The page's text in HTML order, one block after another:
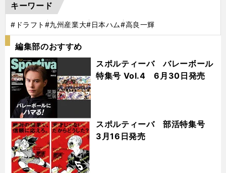
キーワード
#ドラフト #九州産業大#日本ハム#高良一輝
編集部のおすすめ
スポルティーバ バレーボール
特集号 Vol.4 6月30日発売
スポルティーバ 部活特集号
3月16日発売